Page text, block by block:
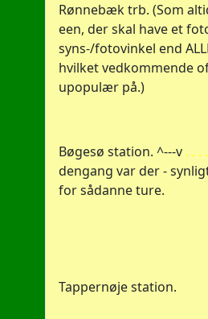
Rønnebæk trb. (Som
een, der skal have et
syns-/fotovinkel end
hvilket vedkommende
upopulær på.)
Bøgesø station. ^---v . . .
dengang var der -
for sådanne ture.
Tappernøje station.